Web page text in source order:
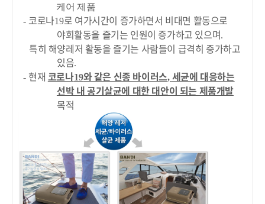
케어 제품
- 코로나19로 여가시간이 증가하면서 비대면 활동으로
야회활동을 즐기는 인원이 증가하고 있으며.
특히 해양레저 활동을 즐기는 사람들이 급격히 증가하고
있음.
- 현재 코로나19와 같은 신종 바이러스, 세균에 대응하는
선박 내 공기살균에 대한 대안이 되는 제품개발
목적